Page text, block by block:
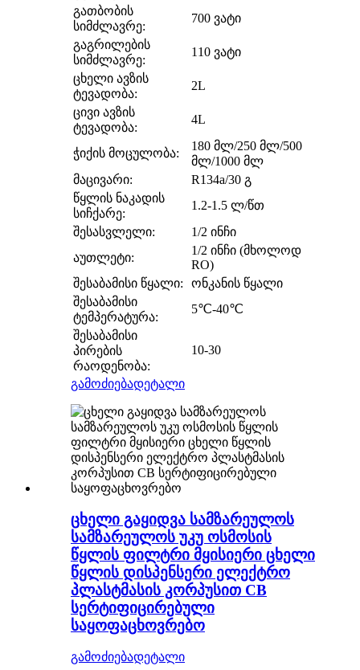
გათბობის
სიმძლავრე:
700 ვატი
გაგრილების
სიმძლავრე:
110 ვატი
ცხელი ავზის
ტევადობა:
2L
ცივი ავზის
ტევადობა:
4L
ჭიქის მოცულობა:
180 მლ/250 მლ/500
მლ/1000 მლ
მაცივარი:
R134a/30 გ
წყლის ნაკადის
სიჩქარე:
1.2-1.5 ლ/წთ
შესასვლელი:
1/2 ინჩი
აუთლეტი:
1/2 ინჩი (მხოლოდ
RO)
შესაბამისი წყალი:
ონკანის წყალი
შესაბამისი
ტემპერატურა:
5℃-40℃
შესაბამისი
პირების
რაოდენობა:
10-30
გამოძიებადეტალი
ცხელი გაყიდვა სამზარეულოს
სამზარეულოს უკუ ოსმოსის
წყლის ფილტრი მყისიერი ცხელი
წყლის დისპენსერი ელექტრო
პლასტმასის კორპუსით CB
სერტიფიცირებული
საყოფაცხოვრებო
გამოძიებადეტალი